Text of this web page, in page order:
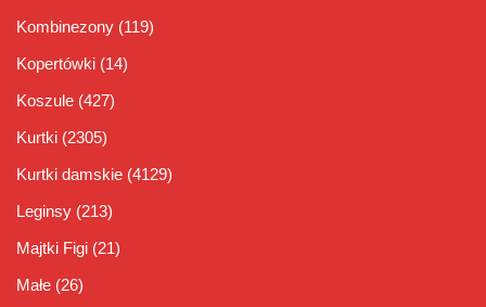
Kombinezony (119)
Kopertówki (14)
Koszule (427)
Kurtki (2305)
Kurtki damskie (4129)
Leginsy (213)
Majtki Figi (21)
Małe (26)